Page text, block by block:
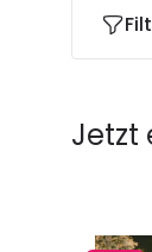
Jetzt